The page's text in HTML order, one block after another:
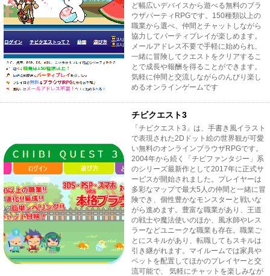
ど幅広いデバイスから遊べる無料のブラ
ウザパーティRPGです。150種類以上の
職業から選べ、仲間とチャットしながら
協力してパーティプレイが楽しめます。
メールアドレス不要で手軽に始められ、
一緒に冒険してクエストをクリアするこ
とで成長や報酬を得ることができます。
気軽に仲間と交流しながらのんびり楽し
めるオンラインゲームです
チビクエスト3
「チビクエスト3」は、手書き風イラスト
で表現された2Dドット絵の世界観が可愛
い無料のオンラインブラウザRPGです。
2004年から続く「チビファンタジー」系
のシリーズ最新作として2017年に正式サ
ービスが開始されました。プレイヤーは
多彩なマップで最大5人の仲間と一緒に冒
険でき、個性豊かなモンスターと戦いな
がら進めます。豊富な職業があり、王道
の戦士や魔法使いのほか、風水師やレス
ラーなどユニークな職業も存在。職業ご
とにスキルがあり、転職してもスキルは
引き継がれます。マイルームでは家具や
ペットを配置してほかのプレイヤーと交
流可能で、 気軽にチャットを楽しみなが